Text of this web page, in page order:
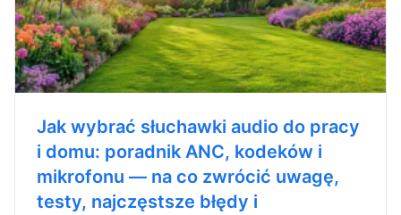
Jak wybrać słuchawki audio do pracy
i domu: poradnik ANC, kodeków i
mikrofonu — na co zwrócić uwagę,
testy, najczęstsze błędy i